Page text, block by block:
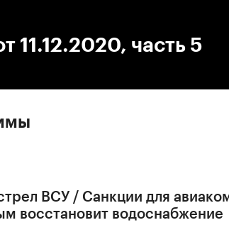
11.12.2020, часть 5
ВСУ / Санкции для
восстановит водоснабжение